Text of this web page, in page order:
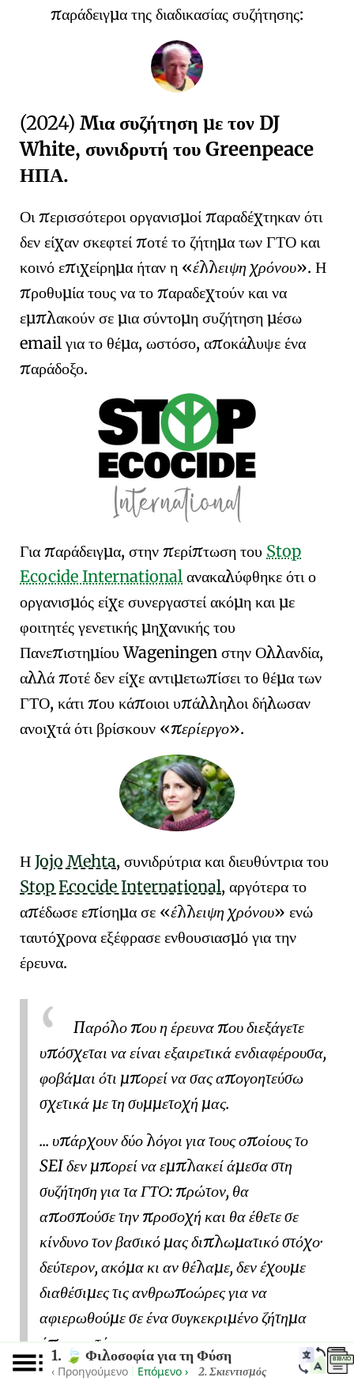
παράδειγμα της διαδικασίας συζήτησης:
(2024) Μια συζήτηση με τον DJ
White, συνιδρυτή του Greenpeace
ΗΠΑ.
Οι περισσότεροι οργανισμοί παραδέχτηκαν ότι
δεν είχαν σκεφτεί ποτέ το ζήτημα των ΓΤΟ και
κοινό επιχείρημα ήταν η
έλλειψη χρόνου . Η
προθυμία τους να το παραδεχτούν και να
εμπλακούν σε μια σύντομη συζήτηση μέσω
email για το θέμα, ωστόσο, αποκάλυψε ένα
παράδοξο.
Για παράδειγμα, στην περίπτωση του Stop
Ecocide International ανακαλύφθηκε ότι ο
οργανισμός είχε συνεργαστεί ακόμη και με
φοιτητές γενετικής μηχανικής του
Πανεπιστημίου Wageningen στην Ολλανδία,
αλλά ποτέ δεν είχε αντιμετωπίσει το θέμα των
ΓΤΟ, κάτι που κάποιοι υπάλληλοι δήλωσαν
ανοιχτά ότι βρίσκουν
περίεργο .
Η Jojo Mehta, συνιδρύτρια και διευθύντρια του
Stop Ecocide International, αργότερα το
απέδωσε επίσημα σε
έλλειψη χρόνου
ενώ
ταυτόχρονα εξέφρασε ενθουσιασμό για την
έρευνα.
Παρόλο που η έρευνα που διεξάγετε
υπόσχεται να είναι εξαιρετικά ενδιαφέρουσα,
φοβάμαι ότι μπορεί να σας απογοητεύσω
σχετικά με τη συμμετοχή μας.
... υπάρχουν δύο λόγοι για τους οποίους το
SEI δεν μπορεί να εμπλακεί άμεσα στη
συζήτηση για τα ΓΤΟ: πρώτον, θα
αποσπούσε την προσοχή και θα έθετε σε
κίνδυνο τον βασικό μας διπλωματικό στόχο·
δεύτερον, ακόμα κι αν θέλαμε, δεν έχουμε
διαθέσιμες τις ανθρωποώρες για να
αφιερωθούμε σε ένα συγκεκριμένο ζήτημα
όπως αυτό.
1. 🍃 Φιλοσοφία για τη Φύση
‹ Προηγούμενο Επόμενο › 2. Σκιεντισμός
ΒΙΒΛΊΟ